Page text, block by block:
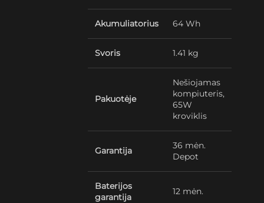
Akumuliatorius 64 Wh
Svoris 1.41 kg
Pakuotėje
Nešiojamas
kompiuteris,
65W
kroviklis
Garantija
36 mėn.
Depot
Baterijos
garantija
12 mėn.